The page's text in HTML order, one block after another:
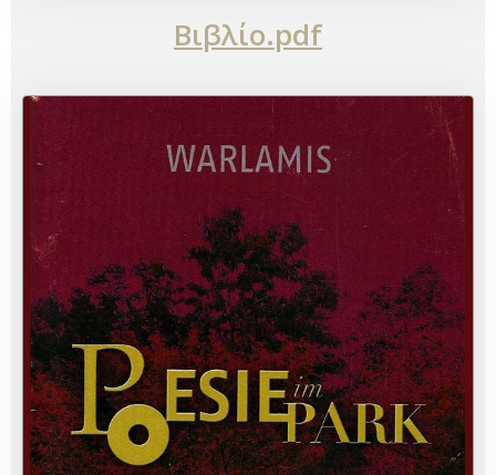
Βιβλίο.pdf